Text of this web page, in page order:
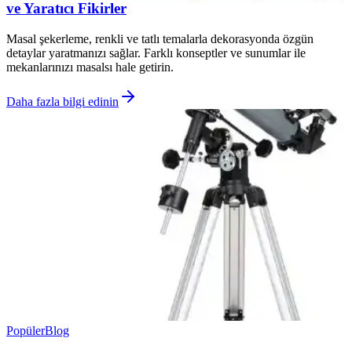
ve Yaratıcı Fikirler
Masal şekerleme, renkli ve tatlı temalarla dekorasyonda özgün
detaylar yaratmanızı sağlar. Farklı konseptler ve sunumlar ile
mekanlarınızı masalsı hale getirin.
Daha fazla bilgi edinin
PopülerBlog